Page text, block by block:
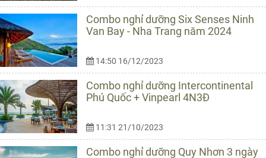
Combo nghỉ dưỡng Six Senses Ninh
Van Bay - Nha Trang năm 2024
14:50 16/12/2023
Combo nghỉ dưỡng Intercontinental
Phú Quốc + Vinpearl 4N3Đ
11:31 21/10/2023
Combo nghỉ dưỡng Quy Nhơn 3 ngày